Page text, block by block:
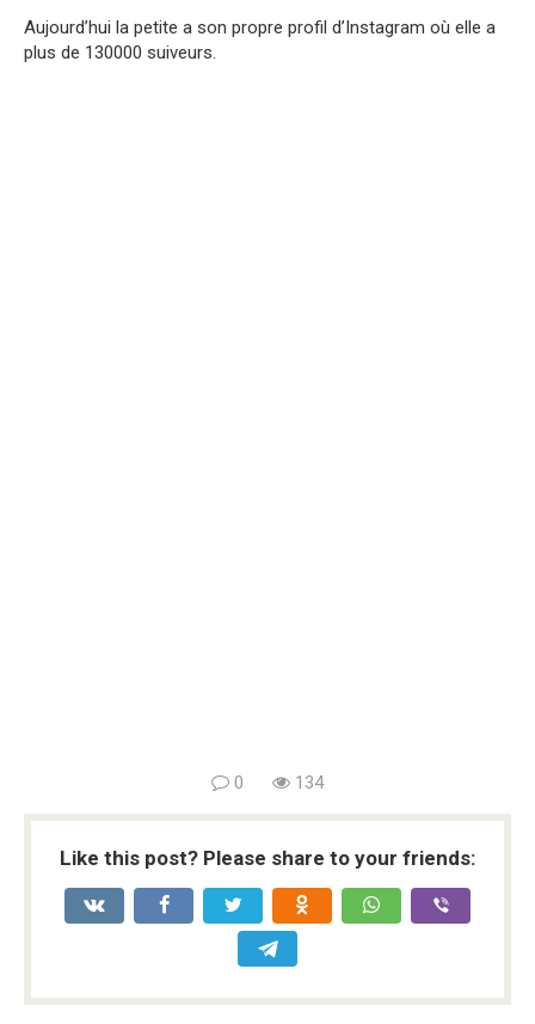
Aujourd’hui la petite a son propre profil d’Instagram où elle a
plus de 130000 suiveurs.
0 134
Like this post? Please share to your friends: